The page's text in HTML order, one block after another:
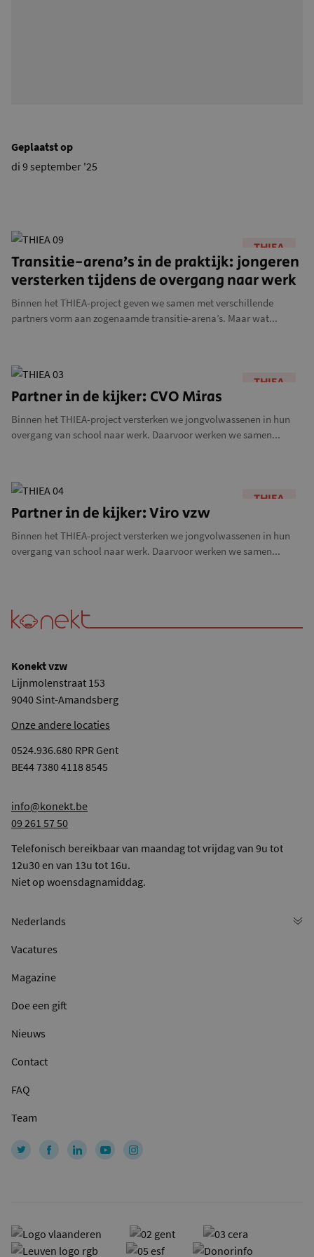
Geplaatst op
di 9 september '25
THIEA
Transitie-arena’s in de praktijk: jongeren
versterken tijdens de overgang naar werk
Binnen het THIEA-project geven we samen met verschillende
partners vorm aan zogenaamde transitie-arena’s. Maar wat...
THIEA
Partner in de kijker: CVO Miras
Binnen het THIEA-project versterken we jongvolwassenen in hun
overgang van school naar werk. Daarvoor werken we samen...
THIEA
Partner in de kijker: Viro vzw
Binnen het THIEA-project versterken we jongvolwassenen in hun
overgang van school naar werk. Daarvoor werken we samen...
Konekt vzw
Lijnmolenstraat 153
9040 Sint-Amandsberg
Onze andere locaties
0524.936.680 RPR Gent
BE44 7380 4118 8545
info@konekt.be
09 261 57 50
Telefonisch bereikbaar van maandag tot vrijdag van 9u tot
12u30 en van 13u tot 16u.
Niet op woensdagnamiddag.
Vacatures
Magazine
Doe een gift
Nieuws
Contact
FAQ
Team